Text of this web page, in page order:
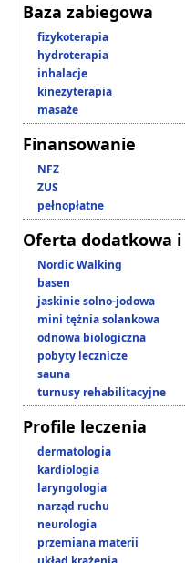
Baza zabiegowa
fizykoterapia
hydroterapia
inhalacje
kinezyterapia
masaże
Finansowanie
NFZ
ZUS
pełnopłatne
Oferta dodatkowa
Nordic Walking
basen
jaskinie solno-jodowa
mini tężnia solankowa
odnowa biologiczna
pobyty lecznicze
sauna
turnusy rehabilitacyjne
Profile leczenia
dermatologia
kardiologia
laryngologia
narząd ruchu
neurologia
przemiana materii